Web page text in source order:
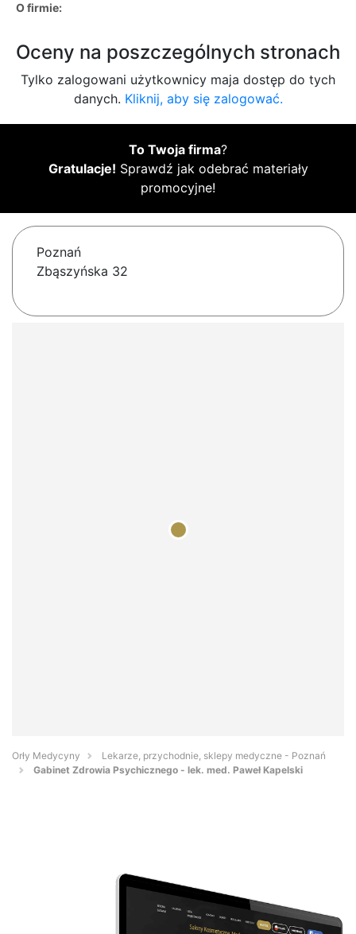
O firmie:
Oceny na poszczególnych stronach
Tylko zalogowani użytkownicy maja dostęp do tych
danych. Kliknij, aby się zalogować.
To Twoja firma?
Gratulacje! Sprawdź jak odebrać materiały
promocyjne!
Poznań
Zbąszyńska 32
Orły Medycyny
Lekarze, przychodnie, sklepy medyczne - Poznań
Gabinet Zdrowia Psychicznego - lek. med. Paweł Kapelski